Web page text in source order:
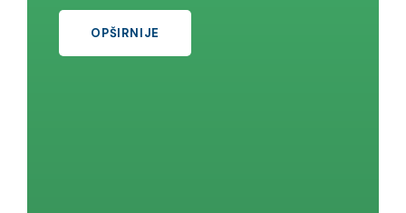
OPŠIRNIJE